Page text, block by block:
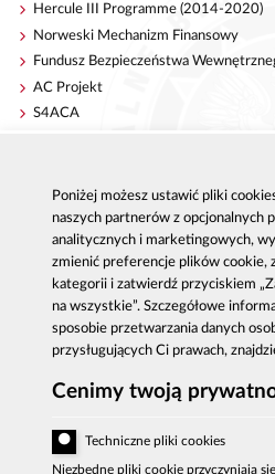
Hercule III Programme (2014-2020)
Norweski Mechanizm Finansowy
Fundusz Bezpieczeństwa
AC Projekt
S4ACA
Publikacje
Strategie antykorupcyjne
Platforma e-learningowa
Zgłoś
Dla
Zgłoszenie
sygnal@
fax: 22 437
Poniżej możesz ustawić pliki
naszych partnerów z opcjonalnych
analitycznych i marketingowych,
zmienić preferencje plików cookie,
kategorii i zatwierdź przyciskiem
na wszystkie”. Szczegółowe
sposobie przetwarzania danych
przysługujących Ci prawach,
Cenimy twoją
Techniczne pliki cookies
Niezbędne pliki cookie przyczyniają